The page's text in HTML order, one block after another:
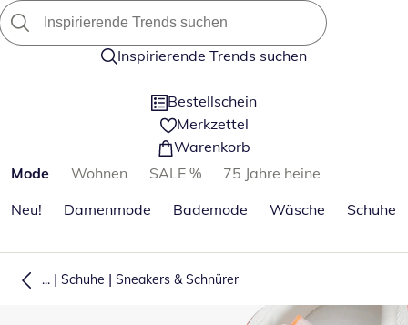
Inspirierende Trends suchen
Bestellschein
Merkzettel
Warenkorb
Produktkategorien überspringen
Mode Wohnen SALE %
75 Jahre heine
Neu!
Damenmode Bademode Wäsche Schuhe
... | Schuhe | Sneakers & Schnürer